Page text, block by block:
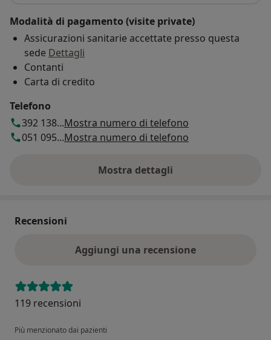
Modalità di pagamento (visite private)
Assicurazioni sanitarie accettate presso questa
sede Dettagli
Contanti
Carta di credito
Telefono
392 138...Mostra numero di telefono
051 095...Mostra numero di telefono
Mostra dettagli
sull'indirizzo
Recensioni
Aggiungi una recensione
119 recensioni
Più menzionato dai pazienti